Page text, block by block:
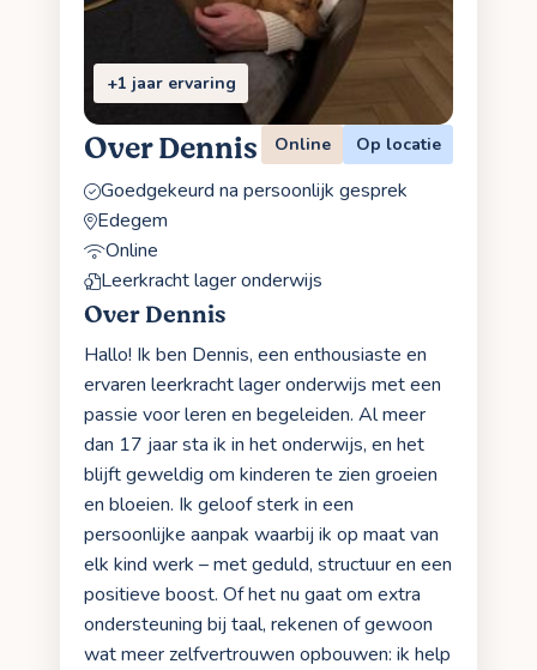
+1 jaar ervaring
Over Dennis Online Op locatie
Goedgekeurd na persoonlijk gesprek
Edegem
Online
Leerkracht lager onderwijs
Over Dennis
Hallo! Ik ben Dennis, een enthousiaste en
ervaren leerkracht lager onderwijs met een
passie voor leren en begeleiden. Al meer
dan 17 jaar sta ik in het onderwijs, en het
blijft geweldig om kinderen te zien groeien
en bloeien. Ik geloof sterk in een
persoonlijke aanpak waarbij ik op maat van
elk kind werk – met geduld, structuur en een
positieve boost. Of het nu gaat om extra
ondersteuning bij taal, rekenen of gewoon
wat meer zelfvertrouwen opbouwen: ik help